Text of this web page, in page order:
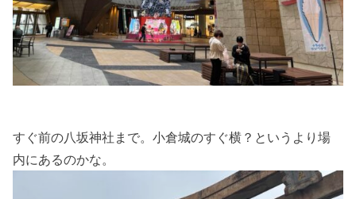
すぐ前の八坂神社まで。小倉城のすぐ横？というより場
内にあるのかな。